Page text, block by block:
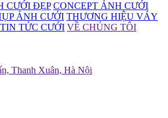
CƯỚI ĐẸP CONCEPT ẢNH CƯỚI
ẢNH CƯỚI THƯƠNG HIỆU VÁY
TIN TỨC CƯỚI VỀ CHÚNG TÔI
Thanh Xuân, Hà Nội